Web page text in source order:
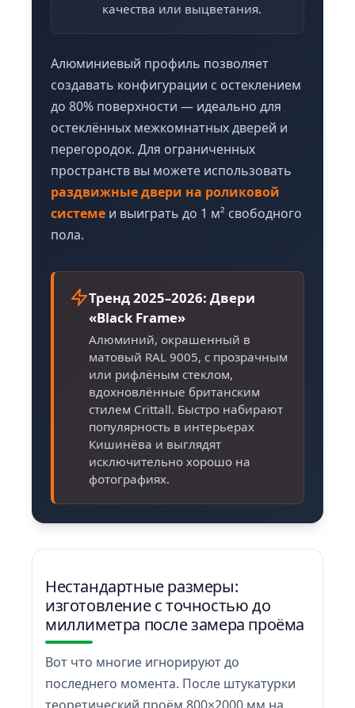
качества или выцветания.
Алюминиевый профиль позволяет
создавать конфигурации с остеклением
до 80% поверхности — идеально для
остеклённых межкомнатных дверей и
перегородок. Для ограниченных
пространств вы можете использовать
раздвижные двери на роликовой
системе и выиграть до 1 м² свободного
пола.
Тренд 2025–2026: Двери
«Black Frame»
Алюминий, окрашенный в
матовый RAL 9005, с прозрачным
или рифлёным стеклом,
вдохновлённые британским
стилем Crittall. Быстро набирают
популярность в интерьерах
Кишинёва и выглядят
исключительно хорошо на
фотографиях.
Нестандартные размеры:
изготовление с точностью до
миллиметра после замера проёма
Вот что многие игнорируют до
последнего момента. После штукатурки